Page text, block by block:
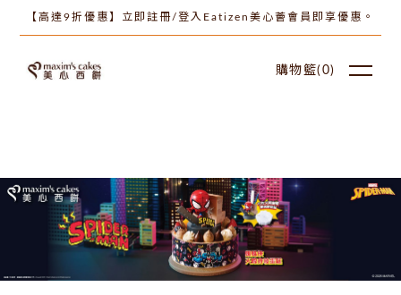
【高達9折優惠】立即註冊/登入Eatizen美心薈會員即享優惠。
購物籃( 0)